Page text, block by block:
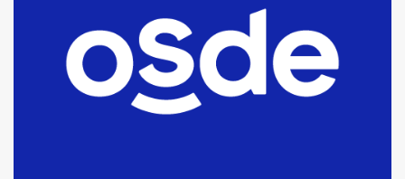
fueron detenidos por
comercialización de drogas en la
tarde del sábado
T.Lauquen: se vendió el edificio de
lo que fue la planta Industrial del